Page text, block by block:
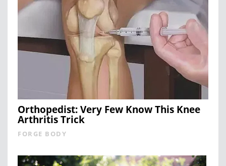
Orthopedist: Very Few Know This Knee
Arthritis Trick
FORGE BODY